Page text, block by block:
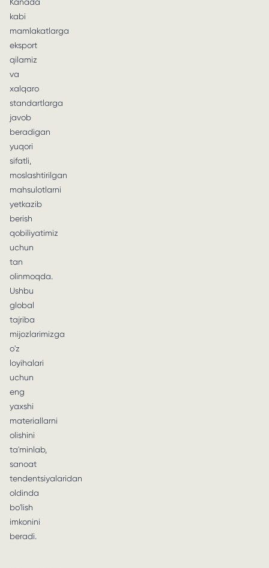
kabi
mamlakatlarga
eksport
qilamiz
va
xalqaro
standartlarga
javob
beradigan
yuqori
sifatli,
moslashtirilgan
mahsulotlarni
yetkazib
berish
qobiliyatimiz
uchun
tan
olinmoqda.
Ushbu
global
tajriba
mijozlarimizga
o'z
loyihalari
uchun
eng
yaxshi
materiallarni
olishini
ta'minlab,
sanoat
tendentsiyalaridan
oldinda
bo'lish
imkonini
beradi.